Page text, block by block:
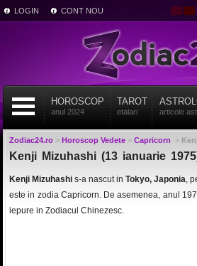
LOGIN CONT NOU
HOROSCOP
anul 2024
TAROT
etalari articole
Zodiac24.ro> Horoscop Vedete> Capricorn >
Kenji Mizuhashi (13 ianuarie
Kenji Mizuhashis-a nascut inTokyo, Japonia,
este in zodia Capricorn. De asemenea, anul
iepure in Zodiacul Chinezesc.